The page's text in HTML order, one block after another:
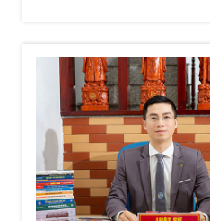
bắt có mặt tại trụ sở của cơ
định tạm giữ quy định tại
năm 2015.